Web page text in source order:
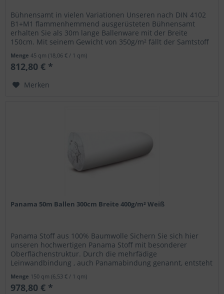
Bühnensamt in vielen Variationen Unseren nach DIN 4102
B1+M1 flammenhemmend ausgerüsteten Bühnensamt
erhalten Sie als 30m lange Ballenware mit der Breite
150cm. Mit seinem Gewicht von 350g/m² fällt der Samtstoff
Menge45 qm(18,06 € / 1 qm)
812,80 € *
Merken
Panama 50m Ballen 300cm Breite 400g/m² Weiß
Panama Stoff aus 100% Baumwolle Sichern Sie sich hier
unseren hochwertigen Panama Stoff mit besonderer
Oberflächenstruktur. Durch die mehrfädige
Leinwandbindung , auch Panamabindung genannt, entsteht
Menge 150 qm(6,53 € / 1 qm)
978,80 € *